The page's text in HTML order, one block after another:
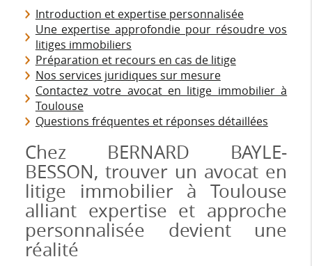
Introduction et expertise personnalisée
Une expertise approfondie pour résoudre vos
litiges immobiliers
Préparation et recours en cas de litige
Nos services juridiques sur mesure
Contactez votre avocat en litige immobilier à
Toulouse
Questions fréquentes et réponses détaillées
Chez BERNARD BAYLE-
BESSON, trouver un avocat en
litige immobilier à Toulouse
alliant expertise et approche
personnalisée devient une
réalité